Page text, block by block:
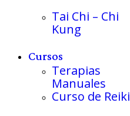
Tai Chi – Chi
Kung
Cursos
Terapias
Manuales
Curso de Reiki